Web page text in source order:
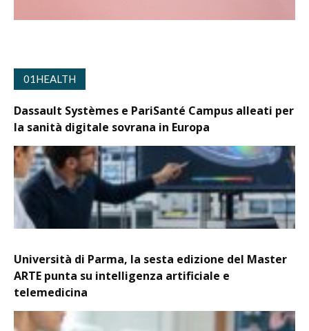
01HEALTH
Dassault Systèmes e PariSanté Campus alleati per
la sanità digitale sovrana in Europa
Università di Parma, la sesta edizione del Master
ARTE punta su intelligenza artificiale e
telemedicina